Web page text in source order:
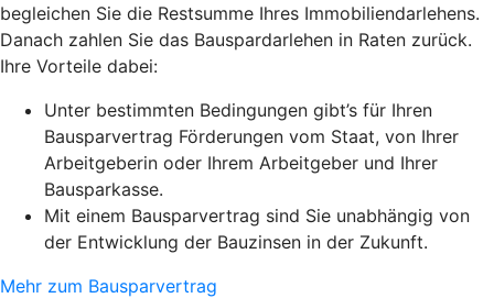
begleichen Sie die Restsumme Ihres Immobiliendarlehens.
Danach zahlen Sie das Bauspardarlehen in Raten zurück.
Ihre Vorteile dabei:
Unter bestimmten Bedingungen gibt’s für Ihren
Bausparvertrag Förderungen vom Staat, von Ihrer
Arbeitgeberin oder Ihrem Arbeitgeber und Ihrer
Bausparkasse.
Mit einem Bausparvertrag sind Sie unabhängig von
der Entwicklung der Bauzinsen in der Zukunft.
Mehr zum Bausparvertrag